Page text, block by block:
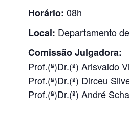
Horário: 08h
Local: Departamento
Comissão Julgadora:
Prof.(ª)Dr.(ª) Arisvaldo
Prof.(ª)Dr.(ª) Dirceu
Prof.(ª)Dr.(ª) André